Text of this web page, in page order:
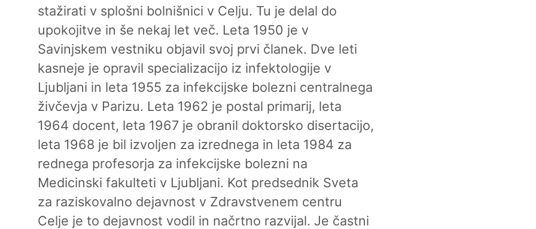
stažirati v splošni bolnišnici v Celju. Tu je delal do
upokojitve in še nekaj let več. Leta 1950 je v
Savinjskem vestniku objavil svoj prvi članek. Dve leti
kasneje je opravil specializacijo iz infektologije v
Ljubljani in leta 1955 za infekcijske bolezni centralnega
živčevja v Parizu. Leta 1962 je postal primarij, leta
1964 docent, leta 1967 je obranil doktorsko disertacijo,
leta 1968 je bil izvoljen za izrednega in leta 1984 za
rednega profesorja za infekcijske bolezni na
Medicinski fakulteti v Ljubljani. Kot predsednik Sveta
za raziskovalno dejavnost v Zdravstvenem centru
Celje je to dejavnost vodil in načrtno razvijal. Je častni